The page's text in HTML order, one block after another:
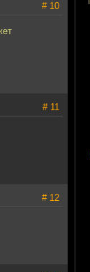
# 10
# 11
# 12